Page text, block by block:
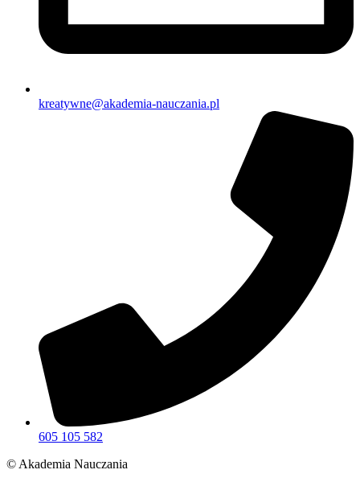
kreatywne@akademia-nauczania.pl
605 105 582
© Akademia Nauczania